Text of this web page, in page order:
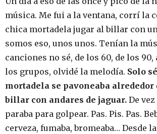
música. Me fui a la ventana, corrí la
chica mortadela jugar al billar con
somos eso, unos unos. Tenían la
canciones no sé, de los 60, de los
los grupos, olvidé la melodía. Solo
mortadela se pavoneaba alrededor
billar con andares de jaguar. De
paraba para golpear. Pas. Pis. Pas.
cerveza, fumaba, bromeaba… Desde